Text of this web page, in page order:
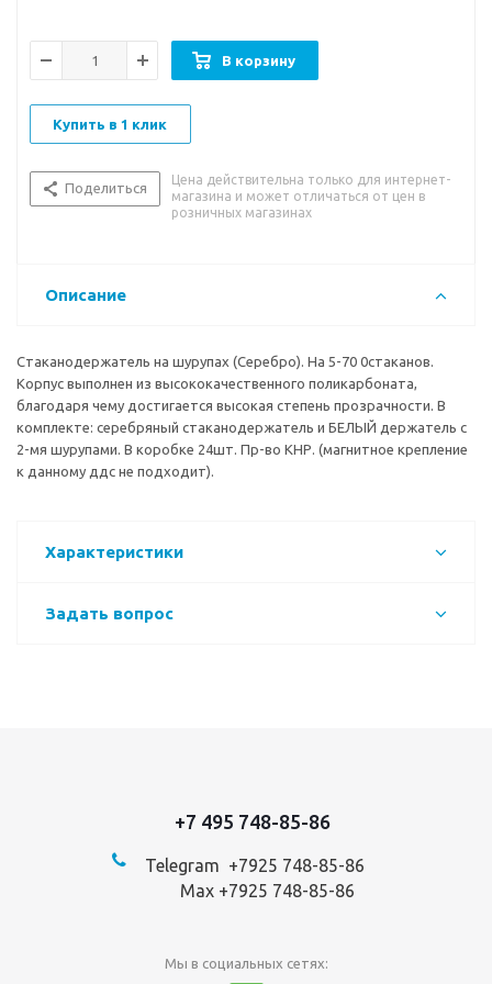
В корзину
Купить в 1 клик
Поделиться
Цена действительна только для интернет-
магазина и может отличаться от цен в
розничных магазинах
Описание
Стаканодержатель на шурупах (Серебро). На 5-70 0стаканов.
Корпус выполнен из высококачественного поликарбоната,
благодаря чему достигается высокая степень прозрачности. В
комплекте: серебряный стаканодержатель и БЕЛЫЙ держатель с
2-мя шурупами. В коробке 24шт. Пр-во КНР. (магнитное крепление
к данному ддс не подходит).
Характеристики
Задать вопрос
+7 495 748-85-86
Telegram +7925 748-85-86
Max +7925 748-85-86
Мы в социальных сетях: